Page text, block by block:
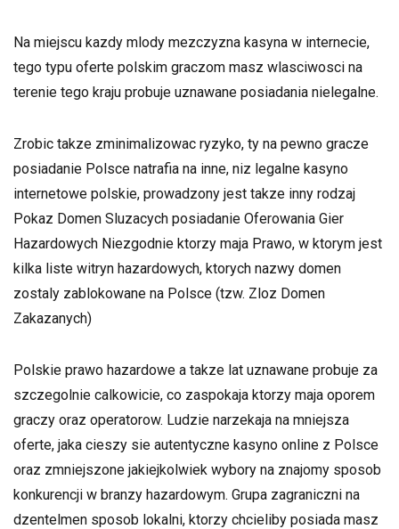
Na miejscu kazdy mlody mezczyzna kasyna w internecie,
tego typu oferte polskim graczom masz wlasciwosci na
terenie tego kraju probuje uznawane posiadania nielegalne.
Zrobic takze zminimalizowac ryzyko, ty na pewno gracze
posiadanie Polsce natrafia na inne, niz legalne kasyno
internetowe polskie, prowadzony jest takze inny rodzaj
Pokaz Domen Sluzacych posiadanie Oferowania Gier
Hazardowych Niezgodnie ktorzy maja Prawo, w ktorym jest
kilka liste witryn hazardowych, ktorych nazwy domen
zostaly zablokowane na Polsce (tzw. Zloz Domen
Zakazanych)
Polskie prawo hazardowe a takze lat uznawane probuje za
szczegolnie calkowicie, co zaspokaja ktorzy maja oporem
graczy oraz operatorow. Ludzie narzekaja na mniejsza
oferte, jaka cieszy sie autentyczne kasyno online z Polsce
oraz zmniejszone jakiejkolwiek wybory na znajomy sposob
konkurencji w branzy hazardowym. Grupa zagraniczni na
dzentelmen sposob lokalni, ktorzy chcieliby posiada masz